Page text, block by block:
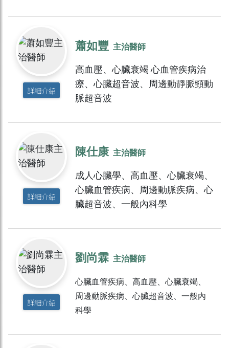
詳細介紹
蕭如豐 主治醫師
高血壓、心臟衰竭 心血管疾病治
療、心臟超音波、周邊動靜脈頸動
脈超音波
詳細介紹
陳仕康 主治醫師
成人心臟學、高血壓、心臟衰竭、
心臟血管疾病、周邊動脈疾病、心
臟超音波、一般內科學
詳細介紹
劉尚霖 主治醫師
心臟血管疾病、高血壓、心臟衰竭、
周邊動脈疾病、心臟超音波、一般內
科學